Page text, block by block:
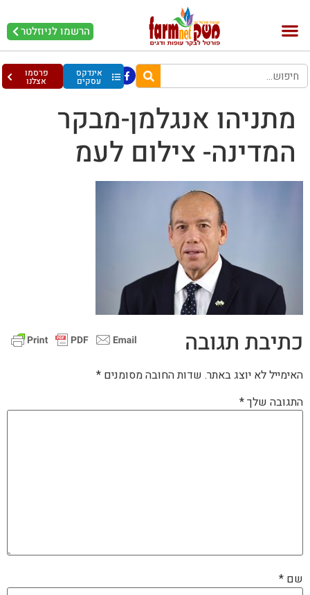
הרשמו לניוזלטר
אינדקס
עסקים
פרסמו
אצלנו
מתניהו אנגלמן-מבקר
המדינה- צילום לעמ
כתיבת תגובה
האימייל לא יוצג באתר. שדות החובה מסומנים *
התגובה שלך*
שם *